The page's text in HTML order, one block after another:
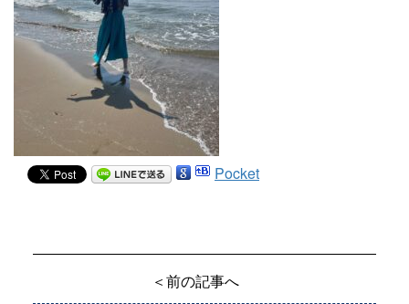
Pocket
＜前の記事へ